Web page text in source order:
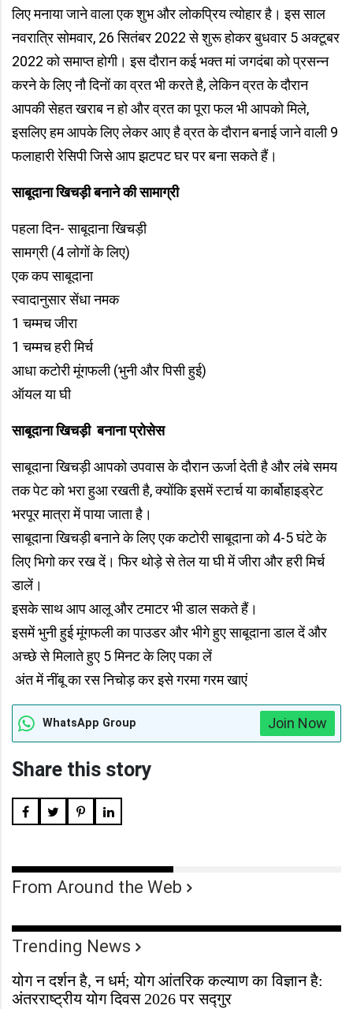
लिए मनाया जाने वाला एक शुभ और लोकप्रिय त्योहार है। इस साल
नवरात्रि सोमवार, 26 सितंबर 2022 से शुरू होकर बुधवार 5 अक्टूबर
2022 को समाप्त होगी। इस दौरान कई भक्त मां जगदंबा को प्रसन्न
करने के लिए नौ दिनों का व्रत भी करते है, लेकिन व्रत के दौरान
आपकी सेहत खराब न हो और व्रत का पूरा फल भी आपको मिले,
इसलिए हम आपके लिए लेकर आए है व्रत के दौरान बनाई जाने वाली 9
फलाहारी रेसिपी जिसे आप झटपट घर पर बना सकते हैं।
साबूदाना खिचड़ी बनाने की सामाग्री
पहला दिन- साबूदाना खिचड़ी
सामग्री (4 लोगों के लिए)
एक कप साबूदाना
स्वादानुसार सेंधा नमक
1 चम्मच जीरा
1 चम्मच हरी मिर्च
आधा कटोरी मूंगफली (भुनी और पिसी हुई)
ऑयल या घी
साबूदाना खिचड़ी बनाना प्रोसेस
साबूदाना खिचड़ी आपको उपवास के दौरान ऊर्जा देती है और लंबे समय
तक पेट को भरा हुआ रखती है, क्योंकि इसमें स्टार्च या कार्बोहाइड्रेट
भरपूर मात्रा में पाया जाता है।
साबूदाना खिचड़ी बनाने के लिए एक कटोरी साबूदाना को 4-5 घंटे के
लिए भिगो कर रख दें। फिर थोड़े से तेल या घी में जीरा और हरी मिर्च
डालें।
इसके साथ आप आलू और टमाटर भी डाल सकते हैं।
इसमें भुनी हुई मूंगफली का पाउडर और भीगे हुए साबूदाना डाल दें और
अच्छे से मिलाते हुए 5 मिनट के लिए पका लें
अंत में नींबू का रस निचोड़ कर इसे गरमा गरम खाएं
WhatsApp Group Join Now
Share this story
From Around the Web
Trending News
योग न दर्शन है, न धर्म; योग आंतरिक कल्याण का विज्ञान है:
अंतरराष्ट्रीय योग दिवस 2026 पर सद्गुर